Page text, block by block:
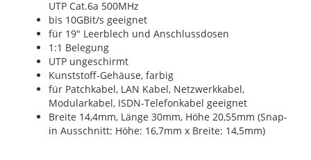
UTP Cat.6a 500MHz
bis 10GBit/s geeignet
für 19" Leerblech und Anschlussdosen
1:1 Belegung
UTP ungeschirmt
Kunststoff-Gehäuse, farbig
für Patchkabel, LAN Kabel, Netzwerkkabel,
Modularkabel, ISDN-Telefonkabel geeignet
Breite 14,4mm, Länge 30mm, Höhe 20,55mm (Snap-
in Ausschnitt: Höhe: 16,7mm x Breite: 14,5mm)